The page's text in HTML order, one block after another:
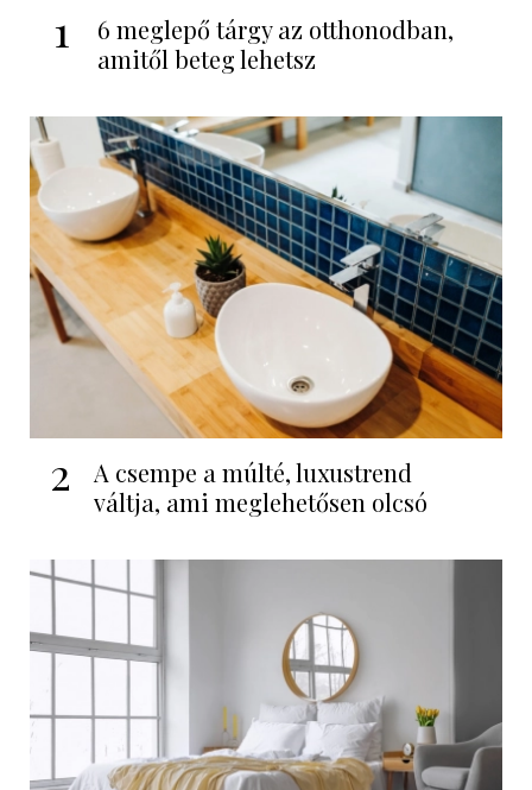
1
6 meglepő tárgy az otthonodban,
amitől beteg lehetsz
2
A csempe a múlté, luxustrend
váltja, ami meglehetősen olcsó